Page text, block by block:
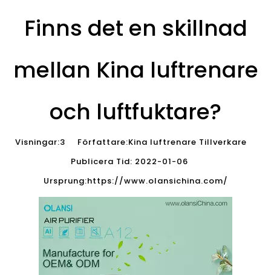
Finns det en skillnad
mellan Kina luftrenare
och luftfuktare?
Visningar:3 Författare:Kina luftrenare Tillverkare
Publicera Tid: 2022-01-06
Ursprung:https://www.olansichina.com/